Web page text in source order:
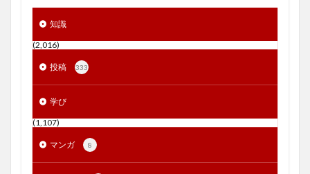
知識
(2,016)
投稿 333
学び
(1,107)
マンガ 8